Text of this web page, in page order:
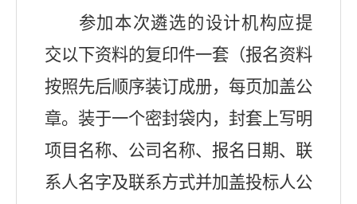
参加本次遴选的设计机构应提
交以下资料的复印件一套 （报名资料
按照先后顺序装订成册，每页加盖公
章。装于一个密封袋内，封套上写明
项目名称、公司名称、报名日期、联
系人名字及联系方式并加盖投标人公